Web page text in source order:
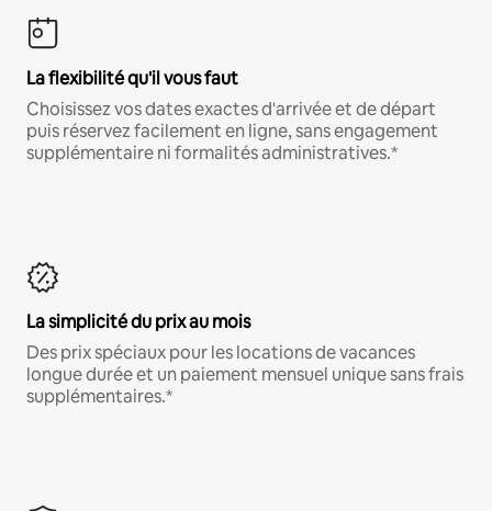
La flexibilité qu'il vous faut
Choisissez vos dates exactes d'arrivée et de départ
puis réservez facilement en ligne, sans engagement
supplémentaire ni formalités administratives.*
La simplicité du prix au mois
Des prix spéciaux pour les locations de vacances
longue durée et un paiement mensuel unique sans frais
supplémentaires.*